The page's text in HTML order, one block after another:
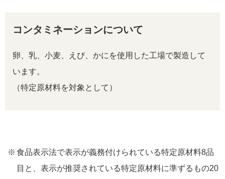
コンタミネーションについて
卵、乳、小麦、えび、かにを使用した工場で製造して
います。
（特定原材料を対象として）
食品表示法で表示が義務付けられている特定原材料8品
目と、表示が推奨されている特定原材料に準ずるもの20